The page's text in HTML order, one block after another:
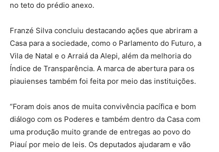
no teto do prédio anexo.
Franzé Silva concluiu destacando ações que abriram a
Casa para a sociedade, como o Parlamento do Futuro, a
Vila de Natal e o Arraiá da Alepi, além da melhoria do
Índice de Transparência. A marca de abertura para os
piauienses também foi feita por meio das instituições.
“Foram dois anos de muita convivência pacífica e bom
diálogo com os Poderes e também dentro da Casa com
uma produção muito grande de entregas ao povo do
Piauí por meio de leis. Os deputados ajudaram e vão